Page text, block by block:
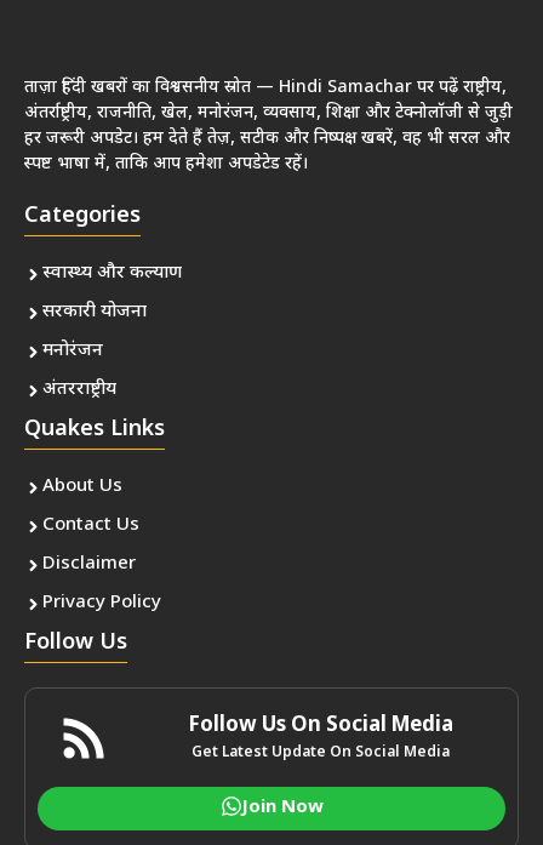
ताज़ा हिंदी खबरों का विश्वसनीय स्रोत — Hindi Samachar पर पढ़ें राष्ट्रीय,
अंतर्राष्ट्रीय, राजनीति, खेल, मनोरंजन, व्यवसाय, शिक्षा और टेक्नोलॉजी से जुड़ी
हर जरूरी अपडेट। हम देते हैं तेज़, सटीक और निष्पक्ष खबरें, वह भी सरल और
स्पष्ट भाषा में, ताकि आप हमेशा अपडेटेड रहें।
Categories
स्वास्थ्य और कल्याण
सरकारी योजना
मनोरंजन
अंतरराष्ट्रीय
Quakes Links
About Us
Contact Us
Disclaimer
Privacy Policy
Follow Us
Follow Us On Social Media
Get Latest Update On Social Media
Join Now